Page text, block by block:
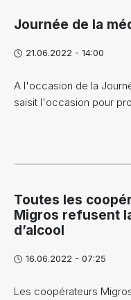
Journée de la
21.06.2022 - 14:00
A l'occasion de la
saisit l'occasion pour
Toutes les
Migros refusent
d’alcool
16.06.2022 - 07:25
Les coopérateurs